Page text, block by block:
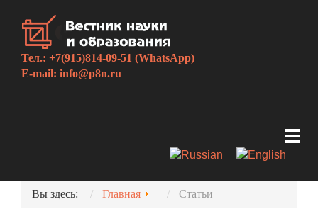
Тел.: +7(915)814-09-51 (WhatsApp)
E-mail: info@p8n.ru
Вы здесь: Главная Статьи